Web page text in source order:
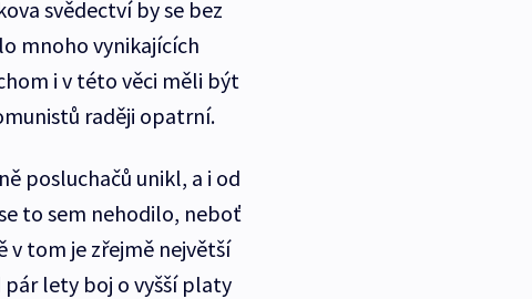
svědectví by se bez
mnoho vynikajících
i v této věci měli být
raději opatrní.
posluchačů unikl, a i od
to sem nehodilo, neboť
v tom je zřejmě největší
lety boj o vyšší platy